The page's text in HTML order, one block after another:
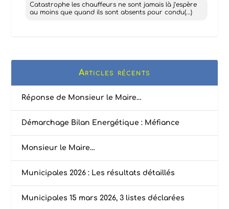
Catastrophe les chauffeurs ne sont jamais là j’espère
au moins que quand ils sont absents pour condu(...)
Articles récents
Réponse de Monsieur le Maire…
Démarchage Bilan Energétique : Méfiance
Monsieur le Maire…
Municipales 2026 : Les résultats détaillés
Municipales 15 mars 2026, 3 listes déclarées